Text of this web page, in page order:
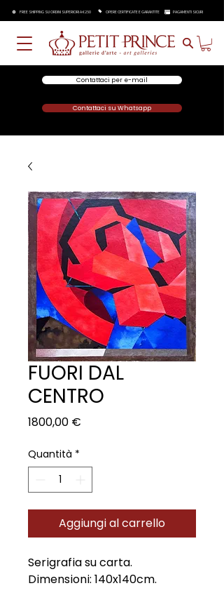
FREE SHIPPING SU ORDINI SUPERIORI A €250 OPERE CERTIFICATE E GARANTITE PAGAMENTI SICURI
Contattaci per e-mail
Contattaci su Whatsapp
FUORI DAL
CENTRO
1800,00 €
Quantità *
Aggiungi al carrello
Serigrafia su carta.
Dimensioni: 140x140cm.